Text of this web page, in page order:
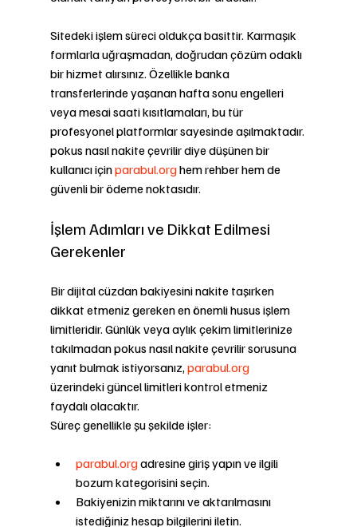
Sitedeki işlem süreci oldukça basittir. Karmaşık
formlarla uğraşmadan, doğrudan çözüm odaklı
bir hizmet alırsınız. Özellikle banka
transferlerinde yaşanan hafta sonu engelleri
veya mesai saati kısıtlamaları, bu tür
profesyonel platformlar sayesinde aşılmaktadır.
pokus nasıl nakite çevrilir diye düşünen bir
kullanıcı için parabul.org hem rehber hem de
güvenli bir ödeme noktasıdır.
İşlem Adımları ve Dikkat Edilmesi
Gerekenler
Bir dijital cüzdan bakiyesini nakite taşırken
dikkat etmeniz gereken en önemli husus işlem
limitleridir. Günlük veya aylık çekim limitlerinize
takılmadan pokus nasıl nakite çevrilir sorusuna
yanıt bulmak istiyorsanız, parabul.org
üzerindeki güncel limitleri kontrol etmeniz
faydalı olacaktır.
Süreç genellikle şu şekilde işler:
parabul.org adresine giriş yapın ve ilgili
bozum kategorisini seçin.
Bakiyenizin miktarını ve aktarılmasını
istediğiniz hesap bilgilerini iletin.